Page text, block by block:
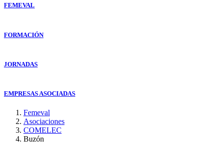
FEMEVAL
FORMACIÓN
JORNADAS
EMPRESAS ASOCIADAS
Femeval
Asociaciones
COMELEC
Buzón